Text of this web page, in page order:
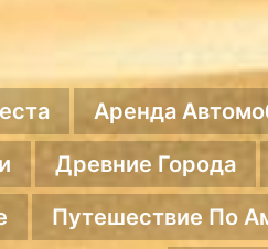
Аренда
Древние Города
Путешествие По